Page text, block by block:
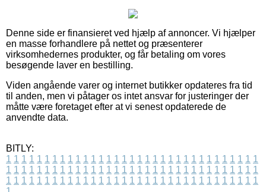
Denne side er finansieret ved hjælp af annoncer. Vi hjælper
en masse forhandlere på nettet og præsenterer
virksomhedernes produkter, og får betaling om vores
besøgende laver en bestilling.
Viden angående varer og internet butikker opdateres fra tid
til anden, men vi påtager os intet ansvar for justeringer der
måtte være foretaget efter at vi senest opdaterede de
anvendte data.
BITLY:
1 1 1 1 1 1 1 1 1 1 1 1 1 1 1 1 1 1 1 1 1 1 1 1 1 1 1 1 1 1 1 1 1
1 1 1 1 1 1 1 1 1 1 1 1 1 1 1 1 1 1 1 1 1 1 1 1 1 1 1 1 1 1 1 1 1
1 1 1 1 1 1 1 1 1 1 1 1 1 1 1 1 1 1 1 1 1 1 1 1 1 1 1 1 1 1 1 1 1